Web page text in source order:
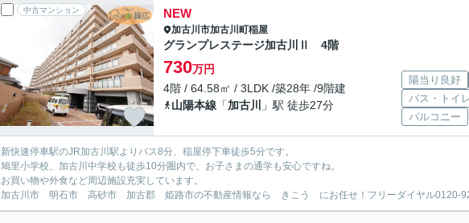
中古マンション NEW
加古川市加古川町稲屋
グランプレステージ加古川Ⅱ 4階
730万円
4階 / 64.58㎡ / 3LDK /築28年 /9階建
山陽本線 「加古川 」駅 徒歩27分
陽当り良好
バス・トイ
バルコニー
新快速停車駅のJR加古川駅よりバス8分、稲屋停下車徒歩5分です。
鳩里小学校、加古川中学校も徒歩10分圏内で、お子さまの通学も安心ですね。
お買い物や外食など周辺施設充実しています。
加古川市 明石市 高砂市 加古郡 姫路市の不動産情報なら きこう にお任せ！フリーダイヤル0120-